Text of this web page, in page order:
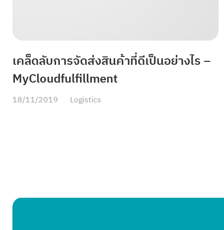
เคล็ดลับการจัดส่งสินค้าที่ดีเป็นอย่างไร –
MyCloudfulfillment
18/11/2019 Logistics